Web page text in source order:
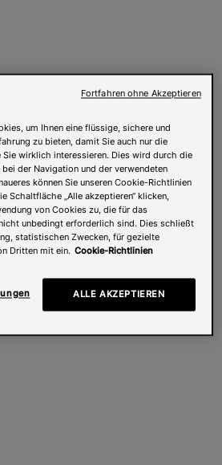
um Ihnen eine flüssige, sichere und
zu bieten, damit Sie auch nur die
Sie wirklich interessieren. Dies wird durch die
der Navigation und der verwendeten
können Sie unseren Cookie-Richtlinien
Schaltfläche „Alle akzeptieren“ klicken,
von Cookies zu, die für das
unbedingt erforderlich sind. Dies schließt
statistischen Zwecken, für gezielte
Dritten mit ein. Cookie-Richtlinien
ALLE AKZEPTIEREN
Fortfahren ohne Akzeptieren